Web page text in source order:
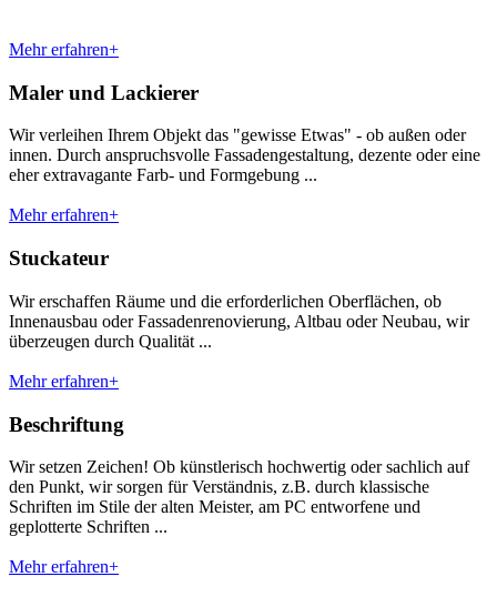
Mehr erfahren+
Maler und Lackierer
Wir verleihen Ihrem Objekt das "gewisse Etwas" - ob außen oder
innen. Durch anspruchsvolle Fassadengestaltung, dezente oder eine
eher extravagante Farb- und Formgebung ...
Mehr erfahren+
Stuckateur
Wir erschaffen Räume und die erforderlichen Oberflächen, ob
Innenausbau oder Fassadenrenovierung, Altbau oder Neubau, wir
überzeugen durch Qualität ...
Mehr erfahren+
Beschriftung
Wir setzen Zeichen! Ob künstlerisch hochwertig oder sachlich auf
den Punkt, wir sorgen für Verständnis, z.B. durch klassische
Schriften im Stile der alten Meister, am PC entworfene und
geplotterte Schriften ...
Mehr erfahren+